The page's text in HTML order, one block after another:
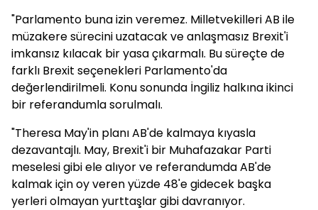
"Parlamento buna izin veremez. Milletvekilleri AB ile
müzakere sürecini uzatacak ve anlaşmasız Brexit'i
imkansız kılacak bir yasa çıkarmalı. Bu süreçte de
farklı Brexit seçenekleri Parlamento'da
değerlendirilmeli. Konu sonunda İngiliz halkına ikinci
bir referandumla sorulmalı.
"Theresa May'in planı AB'de kalmaya kıyasla
dezavantajlı. May, Brexit'i bir Muhafazakar Parti
meselesi gibi ele alıyor ve referandumda AB'de
kalmak için oy veren yüzde 48'e gidecek başka
yerleri olmayan yurttaşlar gibi davranıyor.